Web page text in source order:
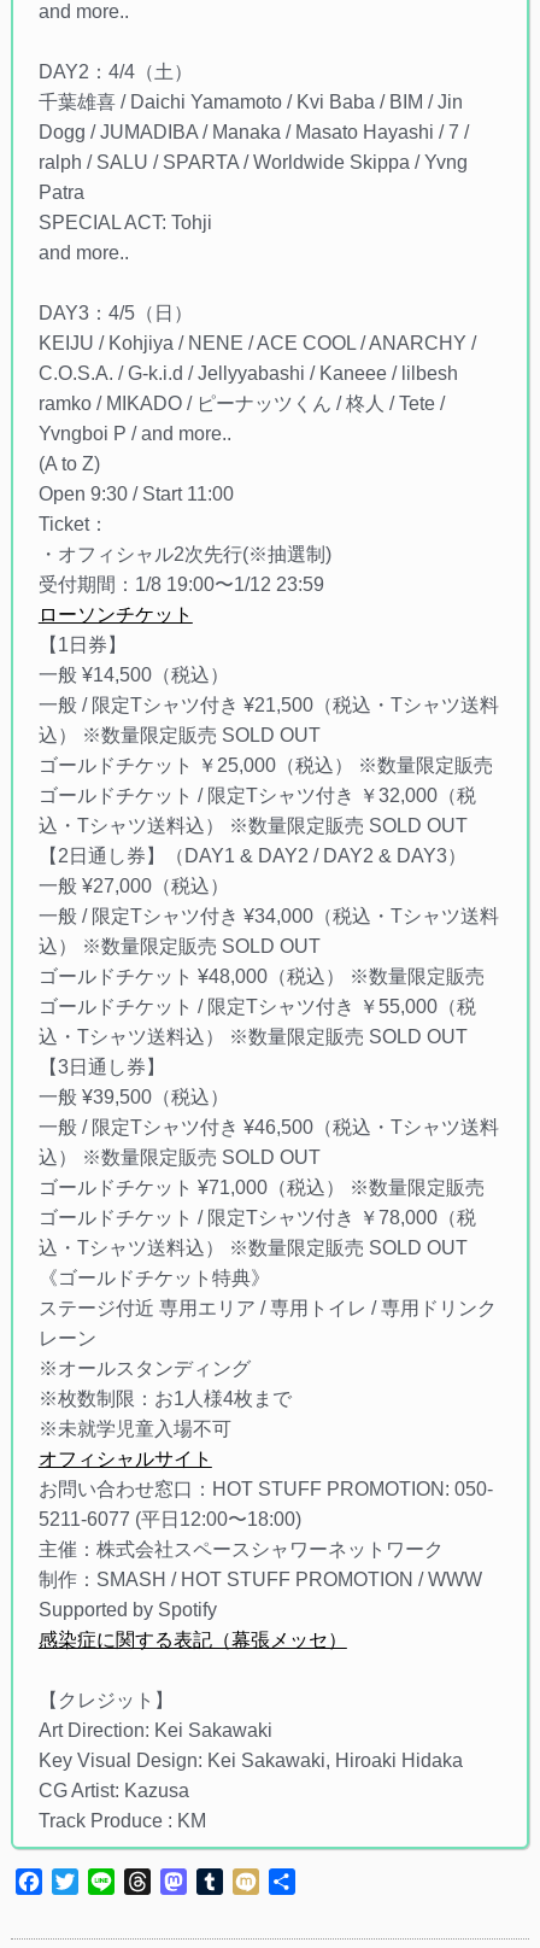
and more..
DAY2：4/4（土）
千葉雄喜 / Daichi Yamamoto / Kvi Baba / BIM / Jin
Dogg / JUMADIBA / Manaka / Masato Hayashi / 7 /
ralph / SALU / SPARTA / Worldwide Skippa / Yvng
Patra
SPECIAL ACT: Tohji
and more..
DAY3：4/5（日）
KEIJU / Kohjiya / NENE / ACE COOL / ANARCHY /
C.O.S.A. / G-k.i.d / Jellyyabashi / Kaneee / lilbesh
ramko / MIKADO / ピーナッツくん / 柊人 / Tete /
Yvngboi P / and more..
(A to Z)
Open 9:30 / Start 11:00
Ticket：
・オフィシャル2次先行(※抽選制)
受付期間：1/8 19:00〜1/12 23:59
ローソンチケット
【1日券】
一般 ¥14,500（税込）
一般 / 限定Tシャツ付き ¥21,500（税込・Tシャツ送料
込） ※数量限定販売 SOLD OUT
ゴールドチケット ￥25,000（税込） ※数量限定販売
ゴールドチケット / 限定Tシャツ付き ￥32,000（税
込・Tシャツ送料込） ※数量限定販売 SOLD OUT
【2日通し券】（DAY1 & DAY2 / DAY2 & DAY3）
一般 ¥27,000（税込）
一般 / 限定Tシャツ付き ¥34,000（税込・Tシャツ送料
込） ※数量限定販売 SOLD OUT
ゴールドチケット ¥48,000（税込） ※数量限定販売
ゴールドチケット / 限定Tシャツ付き ￥55,000（税
込・Tシャツ送料込） ※数量限定販売 SOLD OUT
【3日通し券】
一般 ¥39,500（税込）
一般 / 限定Tシャツ付き ¥46,500（税込・Tシャツ送料
込） ※数量限定販売 SOLD OUT
ゴールドチケット ¥71,000（税込） ※数量限定販売
ゴールドチケット / 限定Tシャツ付き ￥78,000（税
込・Tシャツ送料込） ※数量限定販売 SOLD OUT
《ゴールドチケット特典》
ステージ付近 専用エリア / 専用トイレ / 専用ドリンク
レーン
※オールスタンディング
※枚数制限：お1人様4枚まで
※未就学児童入場不可
オフィシャルサイト
お問い合わせ窓口：HOT STUFF PROMOTION: 050-
5211-6077 (平日12:00〜18:00)
主催：株式会社スペースシャワーネットワーク
制作：SMASH / HOT STUFF PROMOTION / WWW
Supported by Spotify
感染症に関する表記（幕張メッセ）
【クレジット】
Art Direction: Kei Sakawaki
Key Visual Design: Kei Sakawaki, Hiroaki Hidaka
CG Artist: Kazusa
Track Produce : KM
Facebook
TwitterLine ThreadsMastodon
Tumblr
Mixi